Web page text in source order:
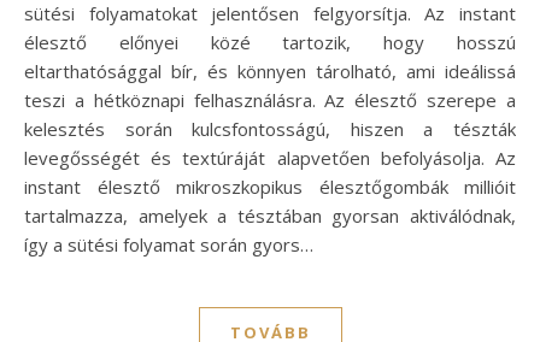
sütési folyamatokat jelentősen felgyorsítja. Az instant
élesztő előnyei közé tartozik, hogy hosszú
eltarthatósággal bír, és könnyen tárolható, ami ideálissá
teszi a hétköznapi felhasználásra. Az élesztő szerepe a
kelesztés során kulcsfontosságú, hiszen a tészták
levegősségét és textúráját alapvetően befolyásolja. Az
instant élesztő mikroszkopikus élesztőgombák millióit
tartalmazza, amelyek a tésztában gyorsan aktiválódnak,
így a sütési folyamat során gyors…
TOVÁBB